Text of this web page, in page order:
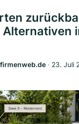
Alternativen
‧ 23. Juli